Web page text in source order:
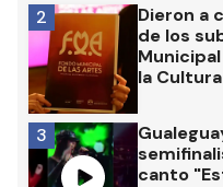
Dieron a
de los
la Cultura
2
canto
3